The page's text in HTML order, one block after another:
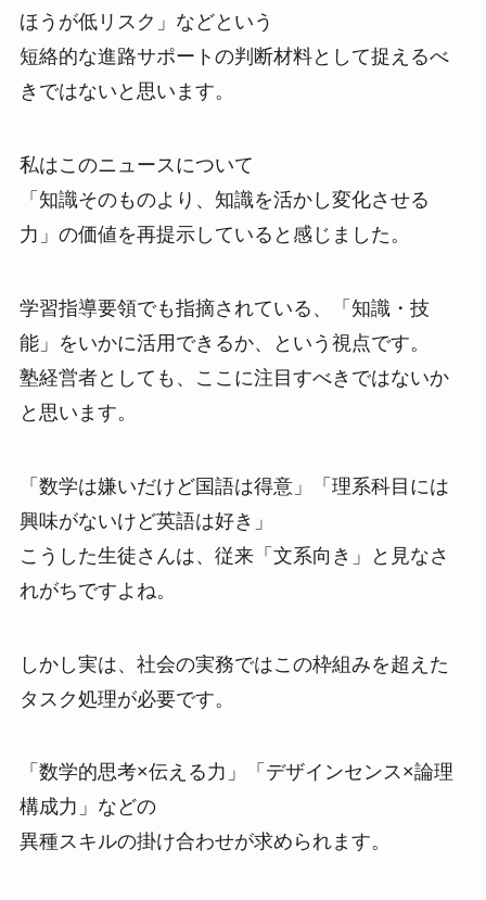
ほうが低リスク」などという
短絡的な進路サポートの判断材料として捉えるべ
きではないと思います。
私はこのニュースについて
「知識そのものより、知識を活かし変化させる
力」の価値を再提示していると感じました。
学習指導要領でも指摘されている、「知識・技
能」をいかに活用できるか、という視点です。
塾経営者としても、ここに注目すべきではないか
と思います。
「数学は嫌いだけど国語は得意」「理系科目には
興味がないけど英語は好き」
こうした生徒さんは、従来「文系向き」と見なさ
れがちですよね。
しかし実は、社会の実務ではこの枠組みを超えた
タスク処理が必要です。
「数学的思考×伝える力」「デザインセンス×論理
構成力」などの
異種スキルの掛け合わせが求められます。